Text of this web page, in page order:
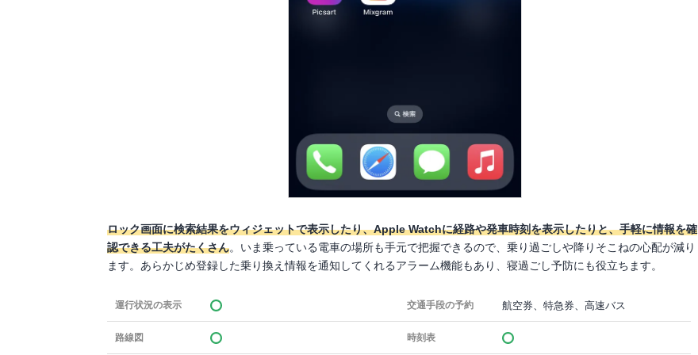
ロック画面に検索結果をウィジェットで表示したり、Apple Watchに経路や発車時刻を表示したりと、手軽に情報を確
認できる工夫がたくさん。いま乗っている電車の場所も手元で把握できるので、乗り過ごしや降りそこねの心配が減り
ます。あらかじめ登録した乗り換え情報を通知してくれるアラーム機能もあり、寝過ごし予防にも役立ちます。
運行状況の表示 交通手段の予約 航空券、特急券、高速バス
路線図 時刻表